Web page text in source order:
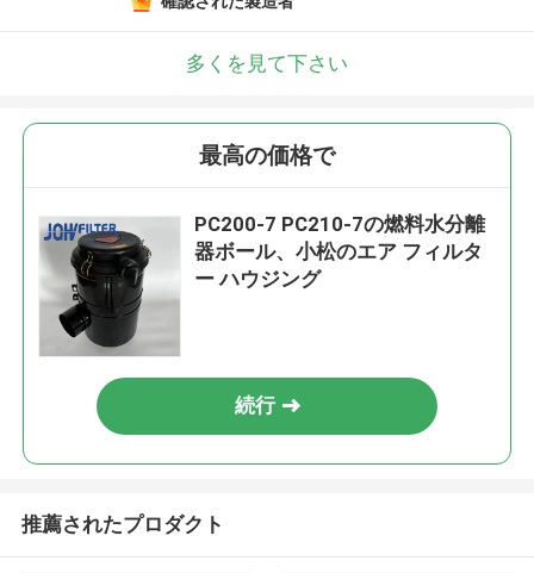
多くを見て下さい
最高の価格で
PC200-7 PC210-7の燃料水分離
器ボール、小松のエア フィルタ
ー ハウジング
続行
推薦されたプロダクト